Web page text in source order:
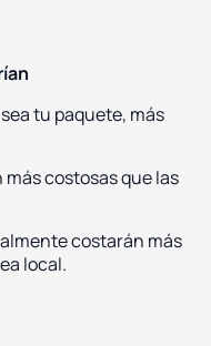
tu paquete, más
más costosas que las
costarán más
local.